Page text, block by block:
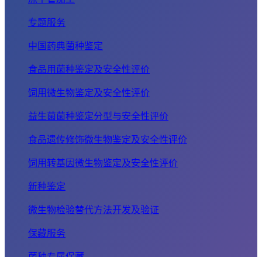
专题服务
中国药典菌种鉴定
食品用菌种鉴定及安全性评价
饲用微生物鉴定及安全性评价
益生菌菌种鉴定分型与安全性评价
食品遗传修饰微生物鉴定及安全性评价
饲用转基因微生物鉴定及安全性评价
新种鉴定
微生物检验替代方法开发及验证
保藏服务